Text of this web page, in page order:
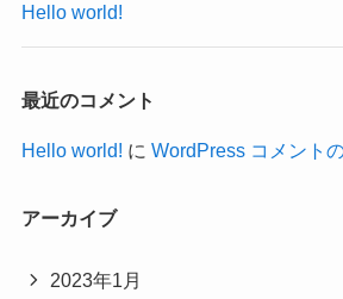
Hello world!
最近のコメント
Hello world! に WordPress コメント
アーカイブ
2023年1月